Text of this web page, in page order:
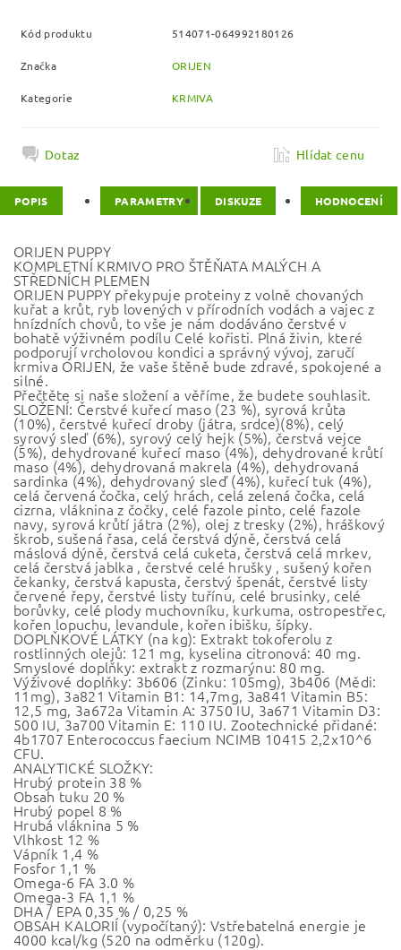
Kód produktu 514071-064992180126
Značka ORIJEN
Kategorie KRMIVA
Dotaz Hlídat cenu
POPIS PARAMETRY DISKUZE HODNOCENÍ
ORIJEN PUPPY
KOMPLETNÍ KRMIVO PRO ŠTĚŇATA MALÝCH A
STŘEDNÍCH PLEMEN
ORIJEN PUPPY překypuje proteiny z volně chovaných
kuřat a krůt, ryb lovených v přírodních vodách a vajec z
hnízdních chovů, to vše je nám dodáváno čerstvé v
bohatě výživném podílu Celé kořisti. Plná živin, které
podporují vrcholovou kondici a správný vývoj, zaručí
krmiva ORIJEN, že vaše štěně bude zdravé, spokojené a
silné.
Přečtěte si naše složení a věříme, že budete souhlasit.
SLOŽENÍ: Čerstvé kuřecí maso (23 %), syrová krůta
(10%), čerstvé kuřecí droby (játra, srdce)(8%), celý
syrový sleď (6%), syrový celý hejk (5%), čerstvá vejce
(5%), dehydrované kuřecí maso (4%), dehydrované krůtí
maso (4%), dehydrovaná makrela (4%), dehydrovaná
sardinka (4%), dehydrovaný sleď (4%), kuřecí tuk (4%),
celá červená čočka, celý hrách, celá zelená čočka, celá
cizrna, vláknina z čočky, celé fazole pinto, celé fazole
navy, syrová krůtí játra (2%), olej z tresky (2%), hráškový
škrob, sušená řasa, celá čerstvá dýně, čerstvá celá
máslová dýně, čerstvá celá cuketa, čerstvá celá mrkev,
celá čerstvá jablka , čerstvé celé hrušky , sušený kořen
čekanky, čerstvá kapusta, čerstvý špenát, čerstvé listy
červené řepy, čerstvé listy tuřínu, celé brusinky, celé
borůvky, celé plody muchovníku, kurkuma, ostropestřec,
kořen lopuchu, levandule, kořen ibišku, šípky.
DOPLŇKOVÉ LÁTKY (na kg): Extrakt tokoferolu z
rostlinných olejů: 121 mg, kyselina citronová: 40 mg.
Smyslové doplňky: extrakt z rozmarýnu: 80 mg.
Výživové doplňky: 3b606 (Zinku: 105mg), 3b406 (Mědi:
11mg), 3a821 Vitamin B1: 14,7mg, 3a841 Vitamin B5:
12,5 mg, 3a672a Vitamin A: 3750 IU, 3a671 Vitamin D3:
500 IU, 3a700 Vitamin E: 110 IU. Zootechnické přidané:
4b1707 Enterococcus faecium NCIMB 10415 2,2x10^6
CFU.
ANALYTICKÉ SLOŽKY:
Hrubý protein 38 %
Obsah tuku 20 %
Hrubý popel 8 %
Hrubá vláknina 5 %
Vlhkost 12 %
Vápník 1,4 %
Fosfor 1,1 %
Omega-6 FA 3.0 %
Omega-3 FA 1,1 %
DHA / EPA 0,35 % / 0,25 %
OBSAH KALORIÍ (vypočítaný): Vstřebatelná energie je
4000 kcal/kg (520 na odměrku (120g).